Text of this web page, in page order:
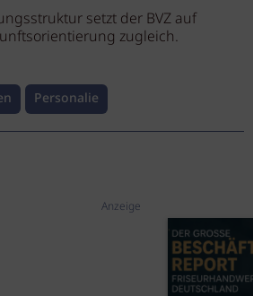
setzt der BVZ auf
zugleich.
Personalie
Anzeige